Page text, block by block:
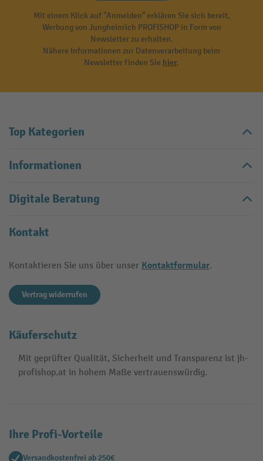
Mit einem Klick auf "Anmelden" erklären Sie sich bereit,
Werbung von Jungheinrich PROFISHOP in Form von
Newsletter zu erhalten.
Nähere Informationen zur Datenverarbeitung beim
Newsletter finden Sie hier.
Top Kategorien
Informationen
Digitale Beratung
Kontakt
Kontaktieren Sie uns über unser Kontaktformular.
Vertrag widerrufen
Käuferschutz
Mit geprüfter Qualität, Sicherheit und Transparenz ist jh-
profishop.at in hohem Maße vertrauenswürdig.
Ihre Profi-Vorteile
Versandkostenfrei ab 250€